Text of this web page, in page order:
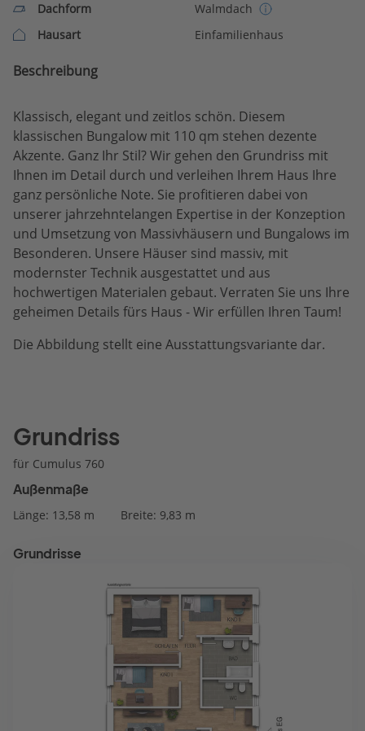
Dachform
Walmdach
Hausart
Einfamilienhaus
Beschreibung
Klassisch, elegant und zeitlos schön. Diesem
klassischen Bungalow mit 110 qm stehen dezente
Akzente. Ganz Ihr Stil? Wir gehen den Grundriss mit
Ihnen im Detail durch und verleihen Ihrem Haus Ihre
ganz persönliche Note. Sie profitieren dabei von
unserer jahrzehntelangen Expertise in der Konzeption
und Umsetzung von Massivhäusern und Bungalows im
Besonderen. Unsere Häuser sind massiv, mit
modernster Technik ausgestattet und aus
hochwertigen Materialen gebaut. Verraten Sie uns Ihre
geheimen Details fürs Haus - Wir erfüllen Ihren Taum!
Die Abbildung stellt eine Ausstattungsvariante dar.
Grundriss
für Cumulus 760
Außenmaße
Länge: 13,58 m Breite: 9,83 m
Grundrisse